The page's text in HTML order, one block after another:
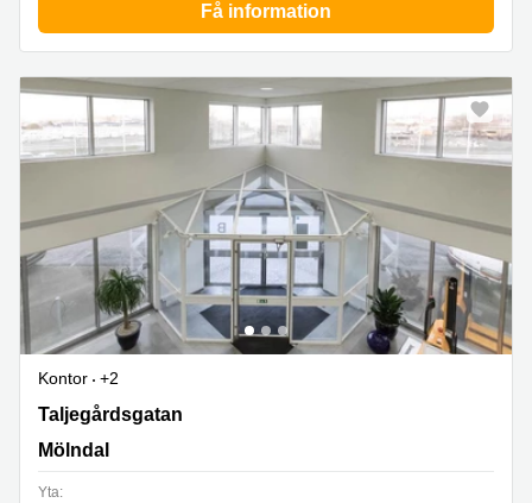
Få information
Kontor
+2
Taljegårdsgatan 11, Mölndal
Taljegårdsgatan
Mölndal
Yta: